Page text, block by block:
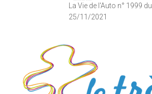
La Vie de l'Auto n° 1999 du
25/11/2021